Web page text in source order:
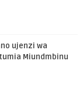
ujenzi wa
Miundmbinu